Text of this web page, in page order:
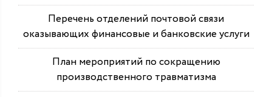
Перечень отделений почтовой связи
оказывающих финансовые и банковские услуги
План мероприятий по сокращению
производственного травматизма